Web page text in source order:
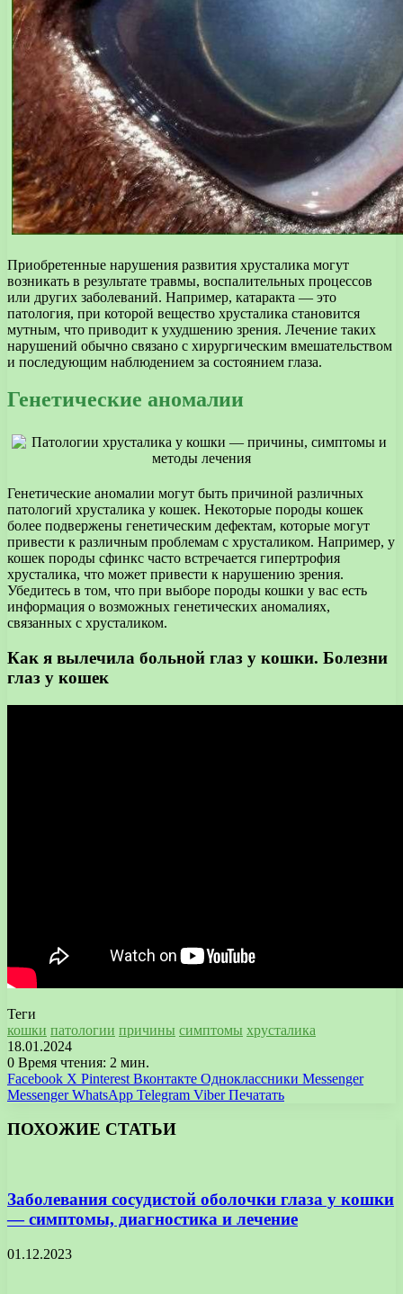
Приобретенные нарушения развития хрусталика могут
возникать в результате травмы, воспалительных процессов
или других заболеваний. Например, катаракта — это
патология, при которой вещество хрусталика становится
мутным, что приводит к ухудшению зрения. Лечение таких
нарушений обычно связано с хирургическим вмешательством
и последующим наблюдением за состоянием глаза.
Генетические аномалии
Генетические аномалии могут быть причиной различных
патологий хрусталика у кошек. Некоторые породы кошек
более подвержены генетическим дефектам, которые могут
привести к различным проблемам с хрусталиком. Например, у
кошек породы сфинкс часто встречается гипертрофия
хрусталика, что может привести к нарушению зрения.
Убедитесь в том, что при выборе породы кошки у вас есть
информация о возможных генетических аномалиях,
связанных с хрусталиком.
Как я вылечила больной глаз у кошки. Болезни
глаз у кошек
Теги
кошки патологии причины симптомы хрусталика
18.01.2024
0 Время чтения: 2 мин.
Facebook X Pinterest Вконтакте Одноклассники Messenger
Messenger WhatsApp Telegram Viber Печатать
ПОХОЖИЕ СТАТЬИ
Заболевания сосудистой оболочки глаза у кошки
— симптомы, диагностика и лечение
01.12.2023